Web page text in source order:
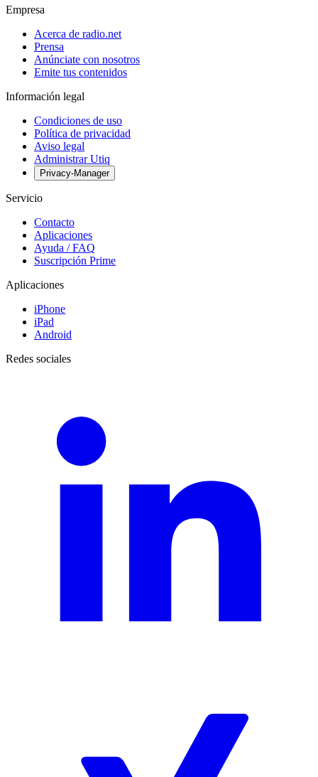
Empresa
Acerca de radio.net
Prensa
Anúnciate con nosotros
Emite tus contenidos
Información legal
Condiciones de uso
Política de privacidad
Aviso legal
Administrar Utiq
Privacy-Manager
Servicio
Contacto
Aplicaciones
Ayuda / FAQ
Suscripción Prime
Aplicaciones
iPhone
iPad
Android
Redes sociales